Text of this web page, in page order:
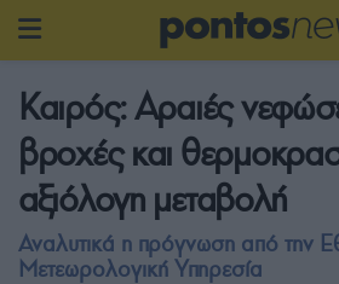
Καιρός: Αραιές
βροχές και
αξιόλογη μεταβολή
Αναλυτικά η πρόγνωση από την
Μετεωρολογική Υπηρεσία